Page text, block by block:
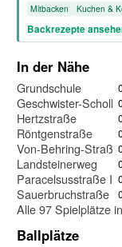
Mitbacken Kuchen &
Backrezepte
In der Nähe
Grundschule
Geschwister-Scholl-
Hertzstraße
Röntgenstraße
Von-Behring-Straße
Landsteinerweg
Paracelsusstraße II
Sauerbruchstraße
Alle 97 Spielplätze
Ballplätze